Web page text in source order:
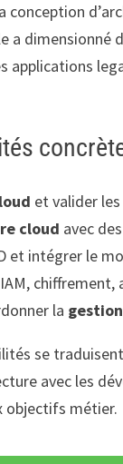
conception
a dimensionné
applications
et valider
cloud avec
et intégrer le
chiffrement,
la
se
avec les
objectifs métier.